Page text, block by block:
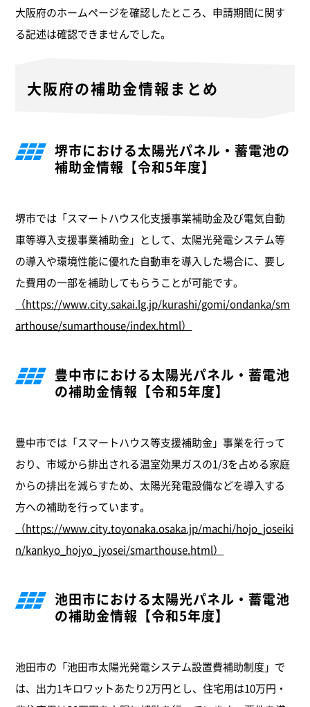
大阪府のホームページを確認したところ、申請期間に関す
る記述は確認できませんでした。
大阪府の補助金情報まとめ
堺市における太陽光パネル・蓄電池の
補助金情報【令和5年度】
堺市では「スマートハウス化支援事業補助金及び電気自動
車等導入支援事業補助金」として、太陽光発電システム等
の導入や環境性能に優れた自動車を導入した場合に、要し
た費用の一部を補助してもらうことが可能です。
（https://www.city.sakai.lg.jp/kurashi/gomi/ondanka/sm
arthouse/sumarthouse/index.html）
豊中市における太陽光パネル・蓄電池
の補助金情報【令和5年度】
豊中市では「スマートハウス等支援補助金」事業を行って
おり、市域から排出される温室効果ガスの1/3を占める家庭
からの排出を減らすため、太陽光発電設備などを導入する
方への補助を行っています。
（https://www.city.toyonaka.osaka.jp/machi/hojo_joseiki
n/kankyo_hojyo_jyosei/smarthouse.html）
池田市における太陽光パネル・蓄電池
の補助金情報【令和5年度】
池田市の「池田市太陽光発電システム設置費補助制度」で
は、出力1キロワットあたり2万円とし、住宅用は10万円・